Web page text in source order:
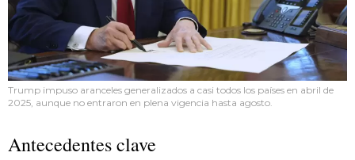
Trump impuso aranceles generalizados a casi todos los países en abril de
2025, aunque no entraron en plena vigencia hasta agosto.
Antecedentes clave